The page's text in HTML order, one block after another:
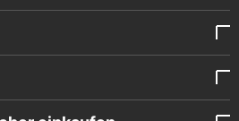
OSWALD Transportgeräte